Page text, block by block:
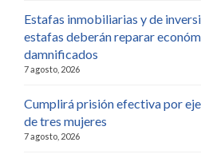
Estafas inmobiliarias y de
estafas deberán reparar
damnificados
7 agosto, 2026
Cumplirá prisión efectiva por
de tres mujeres
7 agosto, 2026